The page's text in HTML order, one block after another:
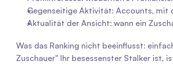
Gegenseitige Aktivität: Accounts, mit
Aktualität der Ansicht: wann ein
Was das Ranking nicht beeinflusst:
Zuschauer" Ihr besessenster Stalker ist,